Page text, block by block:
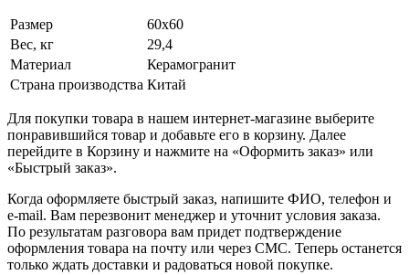
Размер
60х60
Вес, кг
29,4
Материал
Керамогранит
Страна производства Китай
Для покупки товара в нашем интернет-магазине выберите
понравившийся товар и добавьте его в корзину. Далее
перейдите в Корзину и нажмите на «Оформить заказ» или
«Быстрый заказ».
Когда оформляете быстрый заказ, напишите ФИО, телефон и
e-mail. Вам перезвонит менеджер и уточнит условия заказа.
По результатам разговора вам придет подтверждение
оформления товара на почту или через СМС. Теперь останется
только ждать доставки и радоваться новой покупке.